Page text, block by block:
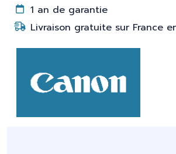
1 an de garantie
Livraison gratuite sur France